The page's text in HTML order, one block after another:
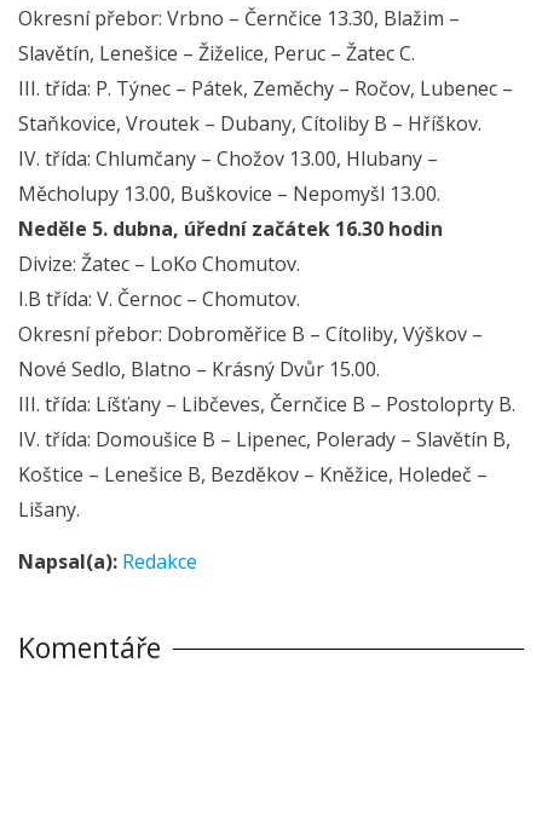
Okresní přebor: Vrbno – Černčice 13.30, Blažim –
Slavětín, Lenešice – Žiželice, Peruc – Žatec C.
III. třída: P. Týnec – Pátek, Zeměchy – Ročov, Lubenec –
Staňkovice, Vroutek – Dubany, Cítoliby B – Hříškov.
IV. třída: Chlumčany – Chožov 13.00, Hlubany –
Měcholupy 13.00, Buškovice – Nepomyšl 13.00.
Neděle 5. dubna, úřední začátek 16.30 hodin
Divize: Žatec – LoKo Chomutov.
I.B třída: V. Černoc – Chomutov.
Okresní přebor: Dobroměřice B – Cítoliby, Výškov –
Nové Sedlo, Blatno – Krásný Dvůr 15.00.
III. třída: Líšťany – Libčeves, Černčice B – Postoloprty B.
IV. třída: Domoušice B – Lipenec, Polerady – Slavětín B,
Koštice – Lenešice B, Bezděkov – Kněžice, Holedeč –
Lišany.
Napsal(a): Redakce
Komentáře